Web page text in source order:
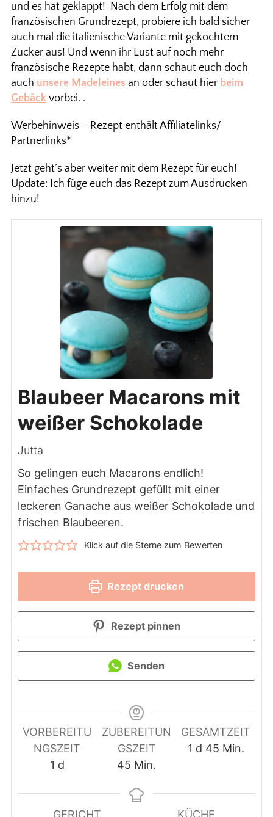
und es hat geklappt! Nach dem Erfolg mit dem
französischen Grundrezept, probiere ich bald sicher
auch mal die italienische Variante mit gekochtem
Zucker aus! Und wenn ihr Lust auf noch mehr
französische Rezepte habt, dann schaut euch doch
auch unsere Madeleines an oder schaut hier beim
Gebäckvorbei. .
Werbehinweis – Rezept enthält Affiliatelinks/
Partnerlinks*
Jetzt geht’s aber weiter mit dem Rezept für euch!
Update: Ich füge euch das Rezept zum Ausdrucken
hinzu!
Blaubeer Macarons mit
weißer Schokolade
Jutta
So gelingen euch Macarons endlich!
Einfaches Grundrezept gefüllt mit einer
leckeren Ganache aus weißer Schokolade und
frischen Blaubeeren.
Klick auf die Sterne zum Bewerten
Rezept drucken
Rezept pinnen
Senden
VORBEREITU
NGSZEIT
1 day
d
ZUBEREITUN
GSZEIT
45 Minuten
Min.
GESAMTZEIT
1 day
d 45Minuten
Min.
GERICHT KÜCHE